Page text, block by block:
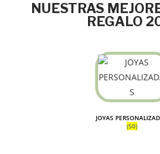
NUESTRAS
REGALO
JOYAS
(50)